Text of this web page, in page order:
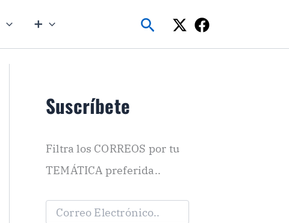
➕ Buscar
Suscríbete
Filtra los CORREOS por tu
TEMÁTICA preferida..
C